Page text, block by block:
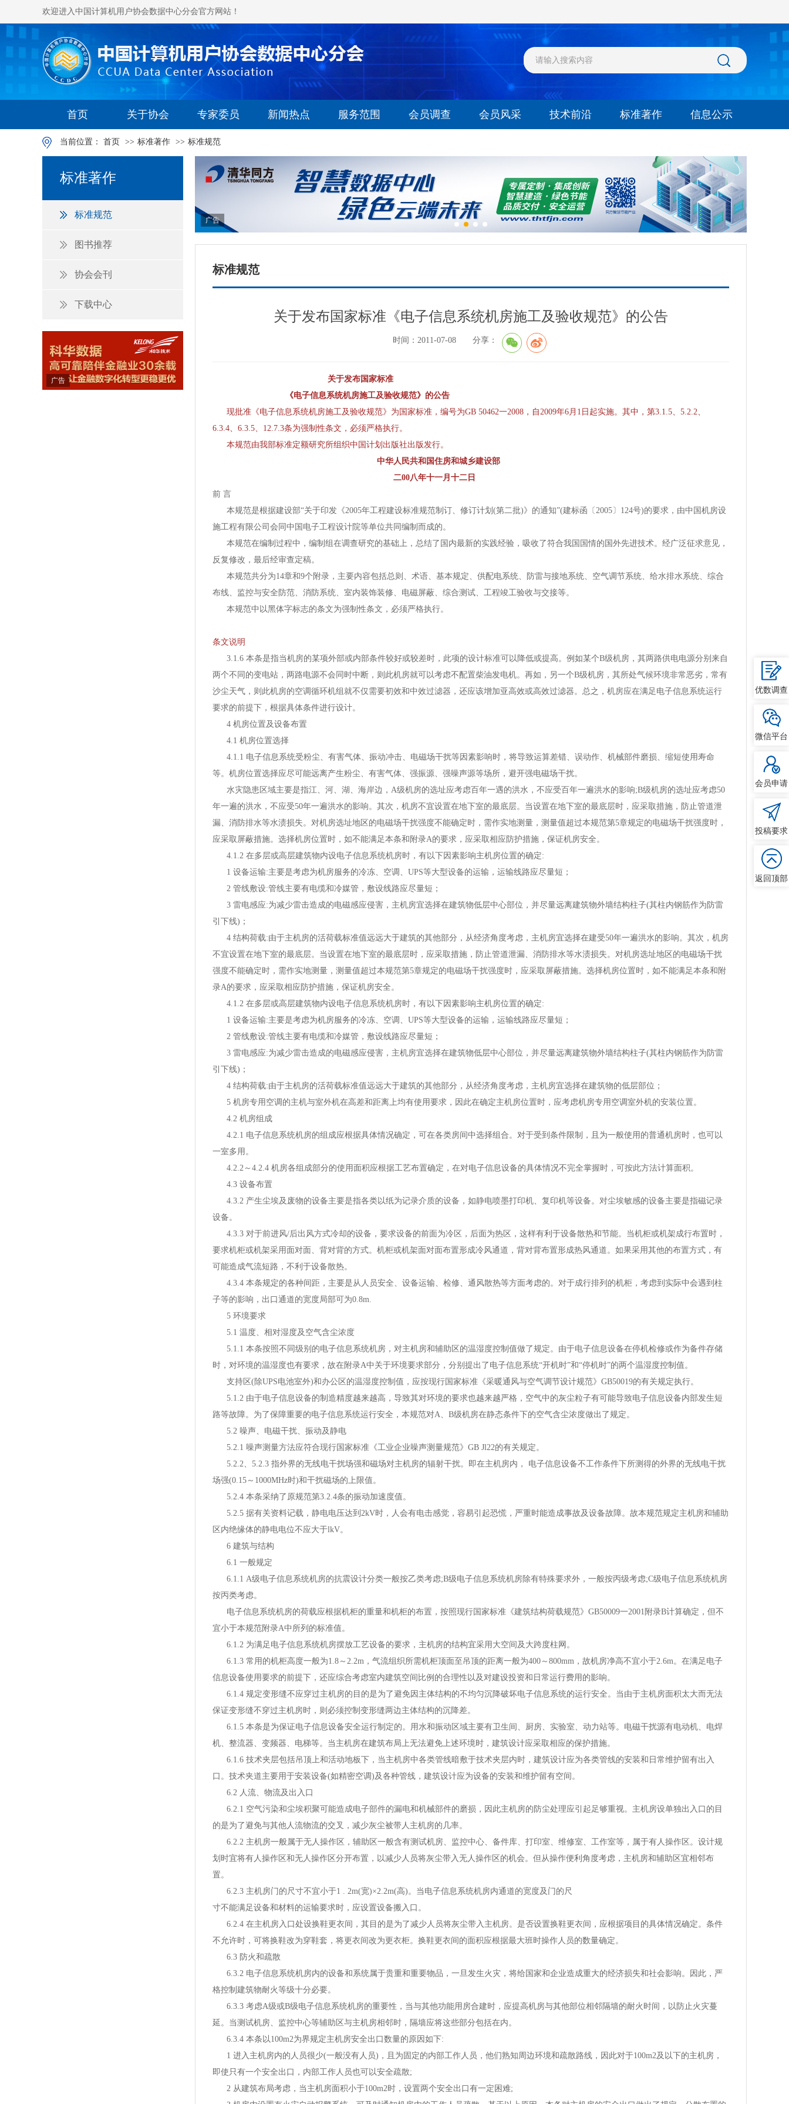
欢迎进入中国计算机用户协会数据中心分会官方网站！
首页 关于协会 专家委员 新闻热点 服务范围 会员调查 会员风采 技术前沿 标准著作 信息公示
当前位置： 首页 >> 标准著作 >> 标准规范
标准著作
标准规范
图书推荐
协会会刊
下载中心
广告
广告
标准规范
关于发布国家标准《电子信息系统机房施工及验收规范》的公告
时间：2011-07-08 分享：
关于发布国家标准
《电子信息系统机房施工及验收规范》的公告
现批准《电子信息系统机房施工及验收规范》为国家标准，编号为GB 50462一2008，自2009年6月1日起实施。其中，第3.1.5、5.2.2、
6.3.4、6.3.5、12.7.3条为强制性条文，必须严格执行。
本规范由我部标准定额研究所组织中国计划出版社出版发行。
中华人民共和国住房和城乡建设部
二00八年十一月十二日
前 言
本规范是根据建设部“关于印发《2005年工程建设标准规范制订、修订计划(第二批)》的通知”(建标函〔2005〕124号)的要求，由中国机房设
施工程有限公司会同中国电子工程设计院等单位共同编制而成的。
本规范在编制过程中，编制组在调查研究的基础上，总结了国内最新的实践经验，吸收了符合我国国情的国外先进技术。经广泛征求意见，
反复修改，最后经审查定稿。
本规范共分为14章和9个附录，主要内容包括总则、术语、基本规定、供配电系统、防雷与接地系统、空气调节系统、给水排水系统、综合
布线、监控与安全防范、消防系统、室内装饰装修、电磁屏蔽、综合测试、工程竣工验收与交接等。
本规范中以黑体字标志的条文为强制性条文，必须严格执行。
条文说明
3.1.6 本条是指当机房的某项外部或内部条件较好或较差时，此项的设计标准可以降低或提高。例如某个B级机房，其两路供电电源分别来自
两个不同的变电站，两路电源不会同时中断，则此机房就可以考虑不配置柴油发电机。再如，另一个B级机房，其所处气候环境非常恶劣，常有
沙尘天气，则此机房的空调循环机组就不仅需要初效和中效过滤器，还应该增加亚高效或高效过滤器。总之，机房应在满足电子信息系统运行
要求的前提下，根据具体条件进行设计。
4 机房位置及设备布置
4.1 机房位置选择
4.1.1 电子信息系统受粉尘、有害气体、振动冲击、电磁场干扰等因素影响时，将导致运算差错、误动作、机械部件磨损、缩短使用寿命
等。机房位置选择应尽可能远离产生粉尘、有害气体、强振源、强噪声源等场所，避开强电磁场干扰。
水灾隐患区域主要是指江、河、湖、海岸边，A级机房的选址应考虑百年一遇的洪水，不应受百年一遍洪水的影响;B级机房的选址应考虑50
年一遍的洪水，不应受50年一遍洪水的影响。其次，机房不宜设置在地下室的最底层。当设置在地下室的最底层时，应采取措施，防止管道泄
漏、消防排水等水渍损失。对机房选址地区的电磁场干扰强度不能确定时，需作实地测量，测量值超过本规范第5章规定的电磁场干扰强度时，
应采取屏蔽措施。选择机房位置时，如不能满足本条和附录A的要求，应采取相应防护措施，保证机房安全。
4.1.2 在多层或高层建筑物内设电子信息系统机房时，有以下因素影响主机房位置的确定:
1 设备运输:主要是考虑为机房服务的冷冻、空调、UPS等大型设备的运输，运输线路应尽量短；
2 管线敷设:管线主要有电缆和冷媒管，敷设线路应尽量短；
3 雷电感应:为减少雷击造成的电磁感应侵害，主机房宜选择在建筑物低层中心部位，并尽量远离建筑物外墙结构柱子(其柱内钢筋作为防雷
引下线)；
4 结构荷载:由于主机房的活荷载标准值远远大于建筑的其他部分，从经济角度考虑，主机房宜选择在建受50年一遍洪水的影响。其次，机房
不宜设置在地下室的最底层。当设置在地下室的最底层时，应采取措施，防止管道泄漏、消防排水等水渍损失。对机房选址地区的电磁场干扰
强度不能确定时，需作实地测量，测量值超过本规范第5章规定的电磁场干扰强度时，应采取屏蔽措施。选择机房位置时，如不能满足本条和附
录A的要求，应采取相应防护措施，保证机房安全。
4.1.2 在多层或高层建筑物内设电子信息系统机房时，有以下因素影响主机房位置的确定:
1 设备运输:主要是考虑为机房服务的冷冻、空调、UPS等大型设备的运输，运输线路应尽量短；
2 管线敷设:管线主要有电缆和冷媒管，敷设线路应尽量短；
3 雷电感应:为减少雷击造成的电磁感应侵害，主机房宜选择在建筑物低层中心部位，并尽量远离建筑物外墙结构柱子(其柱内钢筋作为防雷
引下线)；
4 结构荷载:由于主机房的活荷载标准值远远大于建筑的其他部分，从经济角度考虑，主机房宜选择在建筑物的低层部位；
5 机房专用空调的主机与室外机在高差和距离上均有使用要求，因此在确定主机房位置时，应考虑机房专用空调室外机的安装位置。
4.2 机房组成
4.2.1 电子信息系统机房的组成应根据具体情况确定，可在各类房间中选择组合。对于受到条件限制，且为一般使用的普通机房时，也可以
一室多用。
4.2.2～4.2.4 机房各组成部分的使用面积应根据工艺布置确定，在对电子信息设备的具体情况不完全掌握时，可按此方法计算面积。
4.3 设备布置
4.3.2 产生尘埃及废物的设备主要是指各类以纸为记录介质的设备，如静电喷墨打印机、复印机等设备。对尘埃敏感的设备主要是指磁记录
设备。
4.3.3 对于前进风/后出风方式冷却的设备，要求设备的前面为冷区，后面为热区，这样有利于设备散热和节能。当机柜或机架成行布置时，
要求机柜或机架采用面对面、背对背的方式。机柜或机架面对面布置形成冷风通道，背对背布置形成热风通道。如果采用其他的布置方式，有
可能造成气流短路，不利于设备散热。
4.3.4 本条规定的各种间距，主要是从人员安全、设备运输、检修、通风散热等方面考虑的。对于成行排列的机柜，考虑到实际中会遇到柱
子等的影响，出口通道的宽度局部可为0.8m.
5 环境要求
5.1 温度、相对湿度及空气含尘浓度
5.1.1 本条按照不同级别的电子信息系统机房，对主机房和辅助区的温湿度控制值做了规定。由于电子信息设备在停机检修或作为备件存储
时，对环境的温湿度也有要求，故在附录A中关于环境要求部分，分别提出了电子信息系统“开机时”和“停机时”的两个温湿度控制值。
支持区(除UPS电池室外)和办公区的温湿度控制值，应按现行国家标准《采暖通风与空气调节设计规范》GB50019的有关规定执行。
5.1.2 由于电子信息设备的制造精度越来越高，导致其对环境的要求也越来越严格，空气中的灰尘粒子有可能导致电子信息设备内部发生短
路等故障。为了保障重要的电子信息系统运行安全，本规范对A、B级机房在静态条件下的空气含尘浓度做出了规定。
5.2 噪声、电磁干扰、振动及静电
5.2.1 噪声测量方法应符合现行国家标准《工业企业噪声测量规范》GB Jl22的有关规定。
5.2.2、5.2.3 指外界的无线电干扰场强和磁场对主机房的辐射干扰。即在主机房内， 电子信息设备不工作条件下所测得的外界的无线电干扰
场强(0.15～1000MHz时)和干扰磁场的上限值。
5.2.4 本条采纳了原规范第3.2.4条的振动加速度值。
5.2.5 据有关资料记载，静电电压达到2kV时，人会有电击感觉，容易引起恐慌，严重时能造成事故及设备故障。故本规范规定主机房和辅助
区内绝缘体的静电电位不应大于lkV。
6 建筑与结构
6.1 一般规定
6.1.1 A级电子信息系统机房的抗震设计分类一般按乙类考虑;B级电子信息系统机房除有特殊要求外，一般按丙级考虑;C级电子信息系统机房
按丙类考虑。
电子信息系统机房的荷载应根据机柜的重量和机柜的布置，按照现行国家标准《建筑结构荷载规范》GB50009一2001附录B计算确定，但不
宜小于本规范附录A中所列的标准值。
6.1.2 为满足电子信息系统机房摆放工艺设备的要求，主机房的结构宜采用大空间及大跨度柱网。
6.1.3 常用的机柜高度一般为1.8～2.2m，气流组织所需机柜顶面至吊顶的距离一般为400～800mm，故机房净高不宜小于2.6m。在满足电子
信息设备使用要求的前提下，还应综合考虑室内建筑空间比例的合理性以及对建设投资和日常运行费用的影响。
6.1.4 规定变形缝不应穿过主机房的目的是为了避免因主体结构的不均匀沉降破坏电子信息系统的运行安全。当由于主机房面积太大而无法
保证变形缝不穿过主机房时，则必须控制变形缝两边主体结构的沉降差。
6.1.5 本条是为保证电子信息设备安全运行制定的。用水和振动区域主要有卫生间、厨房、实验室、动力站等。电磁干扰源有电动机、电焊
机、整流器、变频器、电梯等。当主机房在建筑布局上无法避免上述环境时，建筑设计应采取相应的保护措施。
6.1.6 技术夹层包括吊顶上和活动地板下，当主机房中各类管线暗敷于技术夹层内时，建筑设计应为各类管线的安装和日常维护留有出入
口。技术夹道主要用于安装设备(如精密空调)及各种管线，建筑设计应为设备的安装和维护留有空间。
6.2 人流、物流及出入口
6.2.1 空气污染和尘埃积聚可能造成电子部件的漏电和机械部件的磨损，因此主机房的防尘处理应引起足够重视。主机房设单独出入口的目
的是为了避免与其他人流物流的交叉，减少灰尘被带人主机房的几率。
6.2.2 主机房一般属于无人操作区，辅助区一般含有测试机房、监控中心、备件库、打印室、维修室、工作室等，属于有人操作区。设计规
划时宜将有人操作区和无人操作区分开布置，以减少人员将灰尘带入无人操作区的机会。但从操作便利角度考虑，主机房和辅助区宜相邻布
置。
6.2.3 主机房门的尺寸不宜小于1 . 2m(宽)×2.2m(高)。当电子信息系统机房内通道的宽度及门的尺
寸不能满足设备和材料的运输要求时，应设置设备搬入口。
6.2.4 在主机房入口处设换鞋更衣间，其目的是为了减少人员将灰尘带入主机房。是否设置换鞋更衣间，应根据项目的具体情况确定。条件
不允许时，可将换鞋改为穿鞋套，将更衣间改为更衣柜。换鞋更衣间的面积应根据最大班时操作人员的数量确定。
6.3 防火和疏散
6.3.2 电子信息系统机房内的设备和系统属于贵重和重要物品，一旦发生火灾，将给国家和企业造成重大的经济损失和社会影响。因此，严
格控制建筑物耐火等级十分必要。
6.3.3 考虑A级或B级电子信息系统机房的重要性，当与其他功能用房合建时，应提高机房与其他部位相邻隔墙的耐火时间，以防止火灾蔓
延。当测试机房、监控中心等辅助区与主机房相邻时，隔墙应将这些部分包括在内。
6.3.4 本条以100m2为界规定主机房安全出口数量的原因如下:
1 进入主机房内的人员很少(一般没有人员)，且为固定的内部工作人员，他们熟知周边环境和疏散路线，因此对于100m2及以下的主机房，
即使只有一个安全出口，内部工作人员也可以安全疏散;
2 从建筑布局考虑，当主机房面积小于100m2时，设置两个安全出口有一定困难;
优数调查
微信平台
会员申请
投稿要求
返回顶部